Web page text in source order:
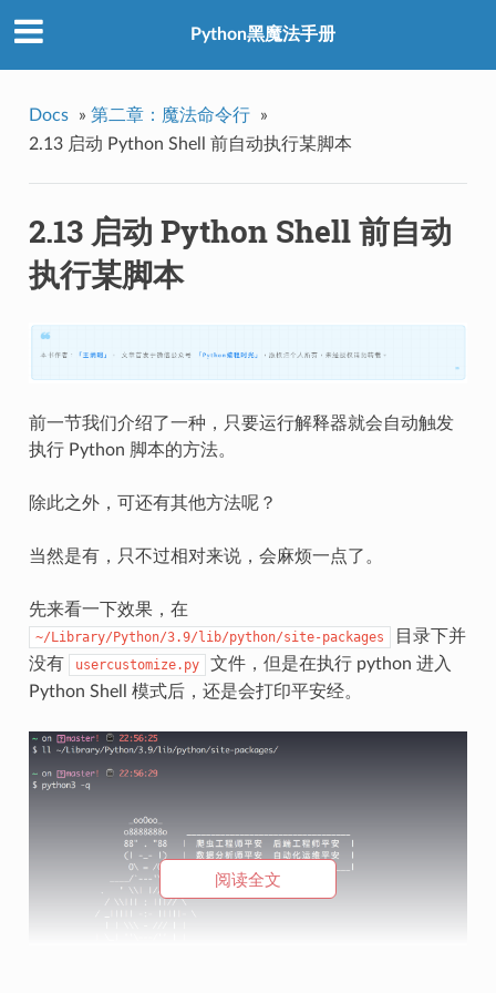
Python黑魔法手册
Docs » 第二章：魔法命令行
»
2.13 启动 Python Shell 前自动执行某脚本
2.13 启动 Python Shell 前自动
执行某脚本
前一节我们介绍了一种，只要运行解释器就会自动触发
执行 Python 脚本的方法。
除此之外，可还有其他方法呢？
当然是有，只不过相对来说，会麻烦一点了。
先来看一下效果，在
~/Library/Python/3.9/lib/python/site-packages
目录下并
没有
usercustomize.py
文件，但是在执行 python 进入
Python Shell 模式后，还是会打印平安经。
阅读全文